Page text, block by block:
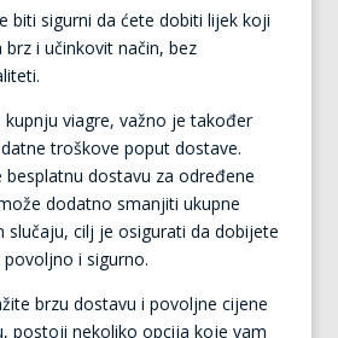
biti sigurni da ćete dobiti lijek koji
i učinkovit način, bez
kupnju viagre, važno je također
troškove poput dostave.
besplatnu dostavu za određene
dodatno smanjiti ukupne
slučaju, cilj je osigurati da dobijete
i sigurno.
brzu dostavu i povoljne cijene
postoji nekoliko opcija koje vam